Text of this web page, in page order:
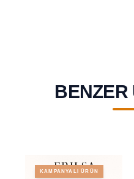
BENZER
KAMPANYALI ÜRÜN